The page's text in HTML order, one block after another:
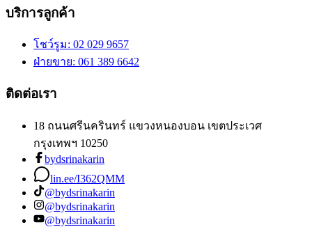
บริการลูกค้า
โชว์รูม: 02 029 9657
ฝ่ายขาย: 061 389 6642
ติดต่อเรา
18 ถนนศรีนครินทร์ แขวงหนองบอน เขตประเวศ
กรุงเทพฯ 10250
bydsrinakarin
lin.ee/I362QMM
@bydsrinakarin
@bydsrinakarin
@bydsrinakarin